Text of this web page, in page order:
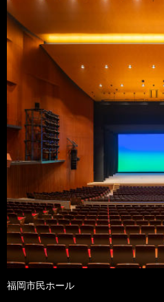
福岡市民ホール